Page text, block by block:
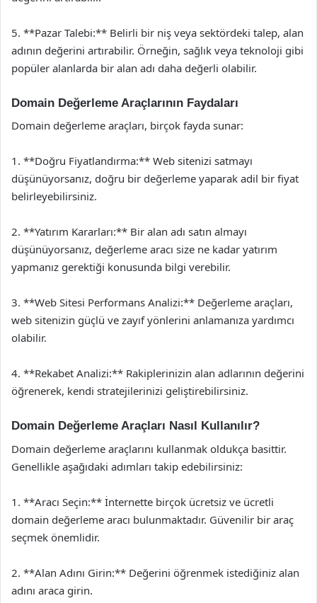
5. **Pazar Talebi:** Belirli bir niş veya sektördeki talep, alan
adının değerini artırabilir. Örneğin, sağlık veya teknoloji gibi
popüler alanlarda bir alan adı daha değerli olabilir.
Domain Değerleme Araçlarının Faydaları
Domain değerleme araçları, birçok fayda sunar:
1. **Doğru Fiyatlandırma:** Web sitenizi satmayı
düşünüyorsanız, doğru bir değerleme yaparak adil bir fiyat
belirleyebilirsiniz.
2. **Yatırım Kararları:** Bir alan adı satın almayı
düşünüyorsanız, değerleme aracı size ne kadar yatırım
yapmanız gerektiği konusunda bilgi verebilir.
3. **Web Sitesi Performans Analizi:** Değerleme araçları,
web sitenizin güçlü ve zayıf yönlerini anlamanıza yardımcı
olabilir.
4. **Rekabet Analizi:** Rakiplerinizin alan adlarının değerini
öğrenerek, kendi stratejilerinizi geliştirebilirsiniz.
Domain Değerleme Araçları Nasıl Kullanılır?
Domain değerleme araçlarını kullanmak oldukça basittir.
Genellikle aşağıdaki adımları takip edebilirsiniz:
1. **Aracı Seçin:** İnternette birçok ücretsiz ve ücretli
domain değerleme aracı bulunmaktadır. Güvenilir bir araç
seçmek önemlidir.
2. **Alan Adını Girin:** Değerini öğrenmek istediğiniz alan
adını araca girin.